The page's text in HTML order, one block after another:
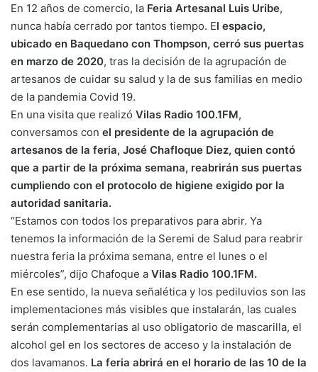
En 12 años de comercio, la Feria Artesanal Luis Uribe,
nunca había cerrado por tantos tiempo. El espacio,
ubicado en Baquedano con Thompson, cerró sus puertas
en marzo de 2020, tras la decisión de la agrupación de
artesanos de cuidar su salud y la de sus familias en medio
de la pandemia Covid 19.
En una visita que realizó Vilas Radio 100.1FM,
conversamos con el presidente de la agrupación de
artesanos de la feria, José Chafloque Diez, quien contó
que a partir de la próxima semana, reabrirán sus puertas
cumpliendo con el protocolo de higiene exigido por la
autoridad sanitaria.
“Estamos con todos los preparativos para abrir. Ya
tenemos la información de la Seremi de Salud para reabrir
nuestra feria la próxima semana, entre el lunes o el
miércoles”, dijo Chafoque a Vilas Radio 100.1FM.
En ese sentido, la nueva señalética y los pediluvios son las
implementaciones más visibles que instalarán, las cuales
serán complementarias al uso obligatorio de mascarilla, el
alcohol gel en los sectores de acceso y la instalación de
dos lavamanos. La feria abrirá en el horario de las 10 de la